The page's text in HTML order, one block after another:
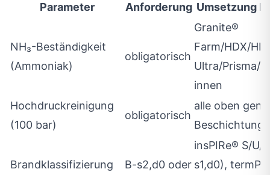
Parameter
Anforderung Umsetzung
NH₃-Beständigkeit
(Ammoniak)
obligatorisch
Granite®
Farm/HDX/
Ultra/Prisma/
innen
Hochdruckreinigung
(100 bar)
obligatorisch
alle oben
Brandklassifizierung B-s2,d0 oder
insPIRe® S/U/
s1,d0),